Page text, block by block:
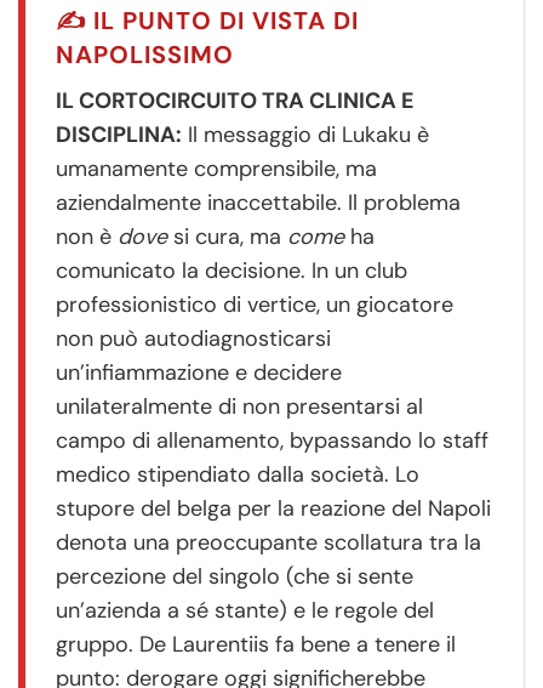
✍️ IL PUNTO DI VISTA DI
NAPOLISSIMO
IL CORTOCIRCUITO TRA CLINICA E
DISCIPLINA: Il messaggio di Lukaku è
umanamente comprensibile, ma
aziendalmente inaccettabile. Il problema
non è dovesi cura, ma comeha
comunicato la decisione. In un club
professionistico di vertice, un giocatore
non può autodiagnosticarsi
un’infiammazione e decidere
unilateralmente di non presentarsi al
campo di allenamento, bypassando lo staff
medico stipendiato dalla società. Lo
stupore del belga per la reazione del Napoli
denota una preoccupante scollatura tra la
percezione del singolo (che si sente
un’azienda a sé stante) e le regole del
gruppo. De Laurentiis fa bene a tenere il
punto: derogare oggi significherebbe